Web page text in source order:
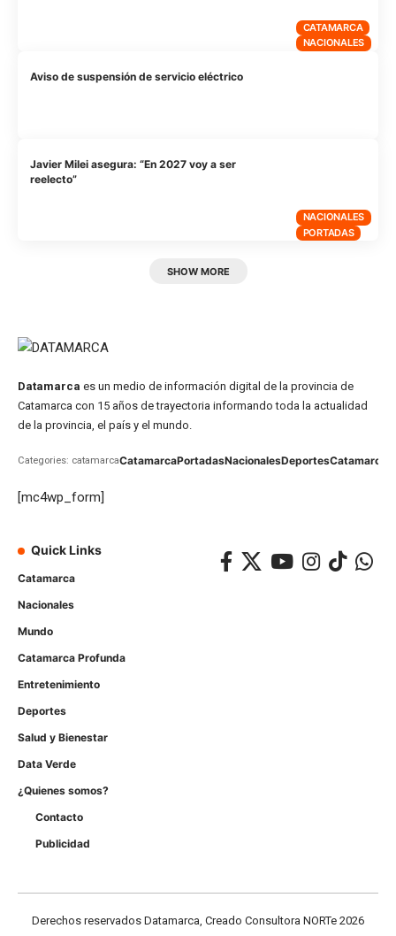
CATAMARCA
NACIONALES
Aviso de suspensión de servicio eléctrico
NACIONALES
PORTADAS
Javier Milei asegura: “En 2027 voy a ser
reelecto”
SHOW MORE
Datamarca es un medio de información digital de la provincia de
Catamarca con 15 años de trayectoria informando toda la actualidad
de la provincia, el país y el mundo.
Categories: catamarcaCatamarcaPortadasNacionalesDeportesCatamarca
[mc4wp_form]
Quick Links
Catamarca
Nacionales
Mundo
Catamarca Profunda
Entretenimiento
Deportes
Salud y Bienestar
Data Verde
¿Quienes somos?
Contacto
Publicidad
Derechos reservados Datamarca, Creado Consultora NORTe 2026